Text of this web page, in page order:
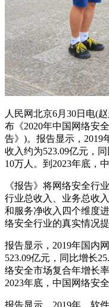
人民网北京6月30日电(
布《2020年中国网络安
告》)。报告显示，2019
收入约为523.09亿元，
10万人。到2023年底，
《报告》将网络安全行
行业总收入、业务总收
和服务净收入四个维度
络安全行业的真实情况提
报告显示，2019年国内
523.09亿元，同比增长
络安全市场复合年增长
2023年底，中国网络安
报告显示，2019年，软